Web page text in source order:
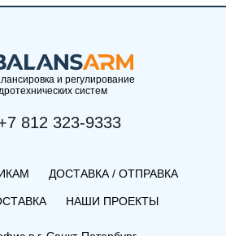
и регулирование
систем
812 323-9333
ДОСТАВКА / ОТПРАВКА
НАШИ ПРОЕКТЫ